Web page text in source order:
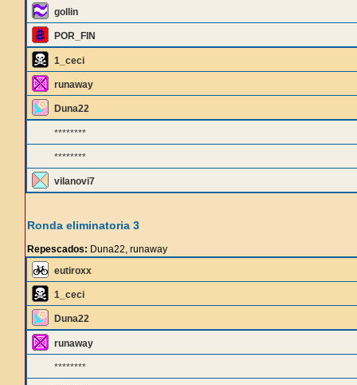
gollin
POR_FIN
1_ceci
runaway
Duna22
********
********
vilanovi7
Ronda eliminatoria 3
Repescados: Duna22, runaway
eutiroxx
1_ceci
Duna22
runaway
********